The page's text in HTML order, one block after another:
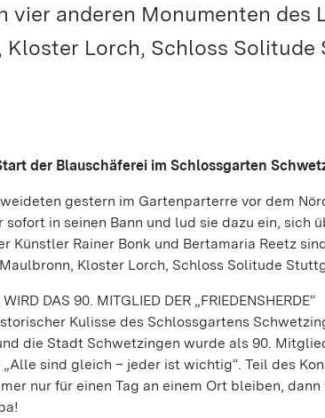
vier anderen Monumenten des
Kloster Lorch, Schloss
der Blauschäferei im Schlossgarten
gestern im Gartenparterre vor dem
sofort in seinen Bann und lud sie dazu ein, sich
Künstler Rainer Bonk und Bertamaria Reetz
Kloster Lorch, Schloss Solitude
DAS 90. MITGLIED DER „FRIEDENSHERDE“
Kulisse des Schlossgartens
die Stadt Schwetzingen wurde als 90.
sind gleich – jeder ist wichtig“. Teil des
nur für einen Tag an einem Ort bleiben,